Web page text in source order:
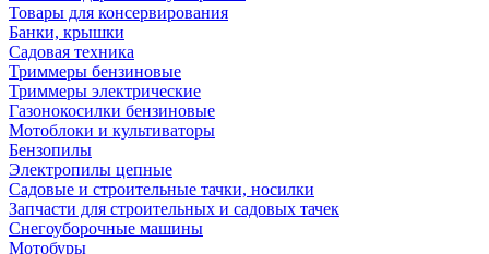
Товары для консервирования
Банки, крышки
Садовая техника
Триммеры бензиновые
Триммеры электрические
Газонокосилки бензиновые
Мотоблоки и культиваторы
Бензопилы
Электропилы цепные
Садовые и строительные тачки, носилки
Запчасти для строительных и садовых тачек
Снегоуборочные машины
Мотобуры